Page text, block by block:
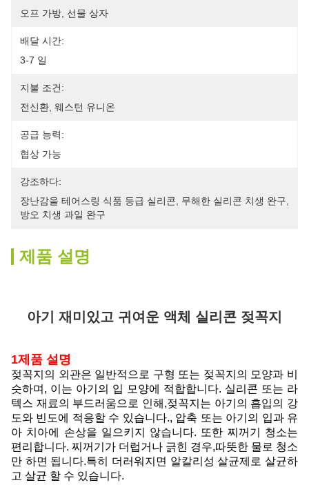
오프 가방, 선물 상자
배달 시간:
3-7 일
지불 조건:
전신환, 웨스턴 유니온
공급 능력:
협상 가능
강조하다:
장난감을 테어스링 식품 등급 실리콘
무해한 실리콘 치생 완구
방오 치생 과일 완구
제품 설명
아기 재미있고 귀여운 액체 실리콘 젖꼭지
1제품 설명
젖꼭지의 외관은 일반적으로 구형 또는 젖꼭지의 모양과 비
슷하며, 이는 아기의 입 모양에 적합합니다. 실리콘 또는 라
텍스 재료의 부드러움으로 인해,젖꼭지는 아기의 흡입의 강
도와 빈도에 적응할 수 있습니다., 압축 또는 아기의 입과 유
아 치아에 손상을 일으키지 않습니다. 또한 찌꺼기 청소는
편리합니다. 찌꺼기가 더럽거나 긁힌 경우,따뜻한 물로 청소
만 하면 됩니다.특히 더러워지면 알칼리성 살균제로 살균하
고 살균 할 수 있습니다.